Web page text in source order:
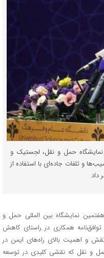
حمل و نقل، لجستیک و
و تلفات جاده‌ای با استفاده از
نمایشگاه بین المللی حمل و
همکاری در راستای کاهش
و اهمیت بالای راه‌های ایمن در
و نقل که نقشی کلیدی در توسعه